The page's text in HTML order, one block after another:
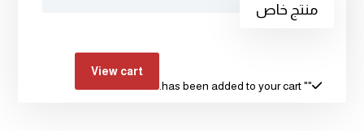
منتج خاص
"
" has been added to your cart.
View cart